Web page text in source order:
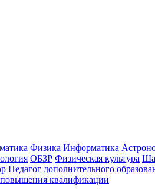
Физика Информатика
ОБЗР Физическая культура
Педагог дополнительного
квалификации